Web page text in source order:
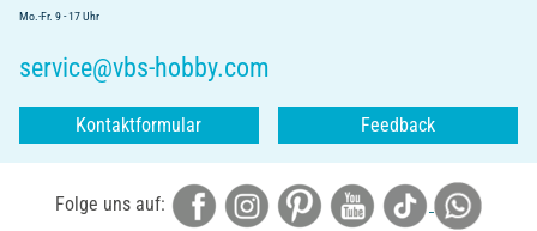
Mo.-Fr. 9 - 17 Uhr
service@vbs-hobby.com
Kontaktformular Feedback
Folge uns auf: